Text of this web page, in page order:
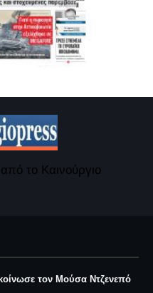
το Καινούργιο
τον Μούσα Ντζενεπό